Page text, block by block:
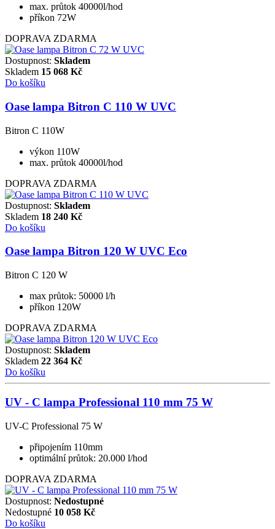
max. průtok 40000l/hod
příkon 72W
DOPRAVA ZDARMA
Dostupnost: Skladem
Skladem 15 068 Kč
Do košíku
Oase lampa Bitron C 110 W UVC
Bitron C 110W
výkon 110W
max. průtok 40000l/hod
DOPRAVA ZDARMA
Dostupnost: Skladem
Skladem 18 240 Kč
Do košíku
Oase lampa Bitron 120 W UVC Eco
Bitron C 120 W
max průtok: 50000 l/h
příkon 120W
DOPRAVA ZDARMA
Dostupnost: Skladem
Skladem 22 364 Kč
Do košíku
UV - C lampa Professional 110 mm 75 W
UV-C Professional 75 W
připojením 110mm
optimální průtok: 20.000 l/hod
DOPRAVA ZDARMA
Dostupnost: Nedostupné
Nedostupné 10 058 Kč
Do košíku